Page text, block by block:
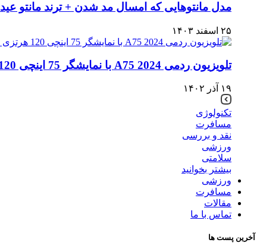
مدل مانتوهایی که امسال مد شدن + ترند مانتو عید 1404
۲۵ اسفند ۱۴۰۳
تلویزیون ردمی A75 2024 با نمایشگر 75 اینچی 120 هرتزی معرفی شد
۱۹ آذر ۱۴۰۲
تکنولوژی
مسافرت
نقد و بررسی
ورزشی
سلامتی
بیشتر بخوانید
ورزشی
مسافرت
مقالات
تماس با ما
آخرین پست ها